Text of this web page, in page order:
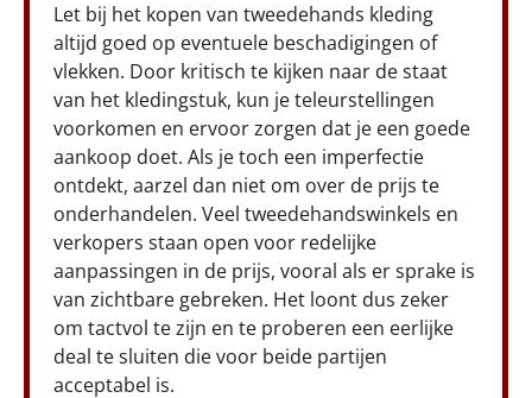
Let bij het kopen van tweedehands kleding
altijd goed op eventuele beschadigingen of
vlekken. Door kritisch te kijken naar de staat
van het kledingstuk, kun je teleurstellingen
voorkomen en ervoor zorgen dat je een goede
aankoop doet. Als je toch een imperfectie
ontdekt, aarzel dan niet om over de prijs te
onderhandelen. Veel tweedehandswinkels en
verkopers staan open voor redelijke
aanpassingen in de prijs, vooral als er sprake is
van zichtbare gebreken. Het loont dus zeker
om tactvol te zijn en te proberen een eerlijke
deal te sluiten die voor beide partijen
acceptabel is.